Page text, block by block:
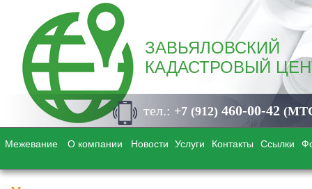
тел.: +7 (912) 460-00-42
Межевание О компании Новости Услуги Контакты Ссылки
ЗАВЬЯЛОВСКИЙ
КАДАСТРОВЫЙ